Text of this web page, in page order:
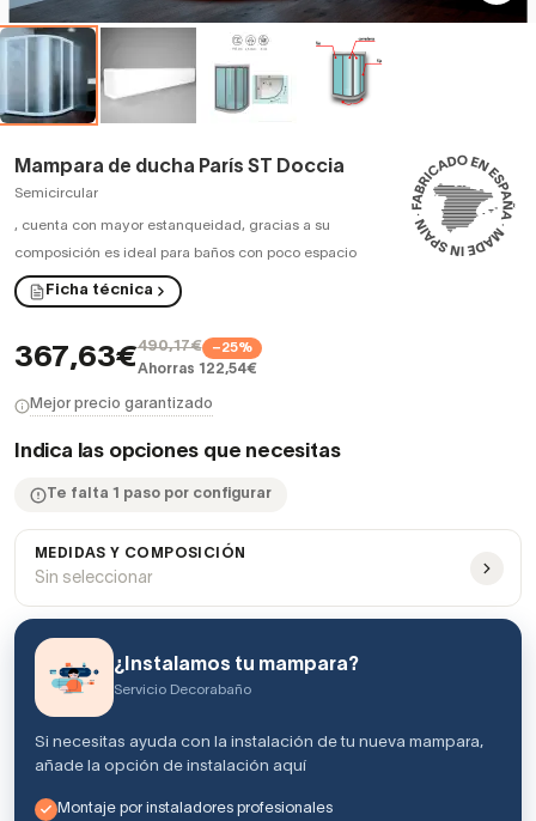
Mampara de ducha París ST Doccia
Semicircular
, cuenta con mayor estanqueidad, gracias a su
composición es ideal para baños con poco espacio
Ficha técnica
367,63€490,17€ −25%
Ahorras 122,54€
Mejor precio garantizado
Indica las opciones que necesitas
Te falta 1 paso por configurar
MEDIDAS Y COMPOSICIÓN
Sin seleccionar
¿Instalamos tu mampara?
Servicio Decorabaño
Si necesitas ayuda con la instalación de tu nueva mampara,
añade la opción de instalación aquí
Montaje por instaladores profesionales